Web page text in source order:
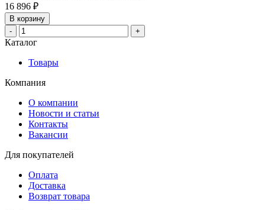
16 896 ₽
В корзину
-
+
Каталог
Товары
Компания
О компании
Новости и статьи
Контакты
Вакансии
Для покупателей
Оплата
Доставка
Возврат товара